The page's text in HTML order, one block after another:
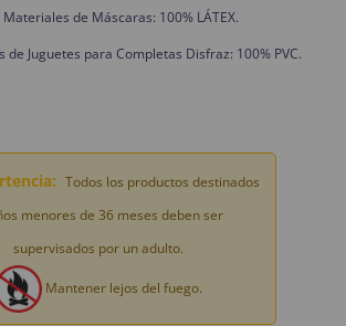
Materiales de Máscaras: 100% LÁTEX.
de Juguetes para Completas Disfraz: 100% PVC.
Todos los productos destinados
menores de 36 meses deben ser
supervisados por un adulto.
Mantener lejos del fuego.